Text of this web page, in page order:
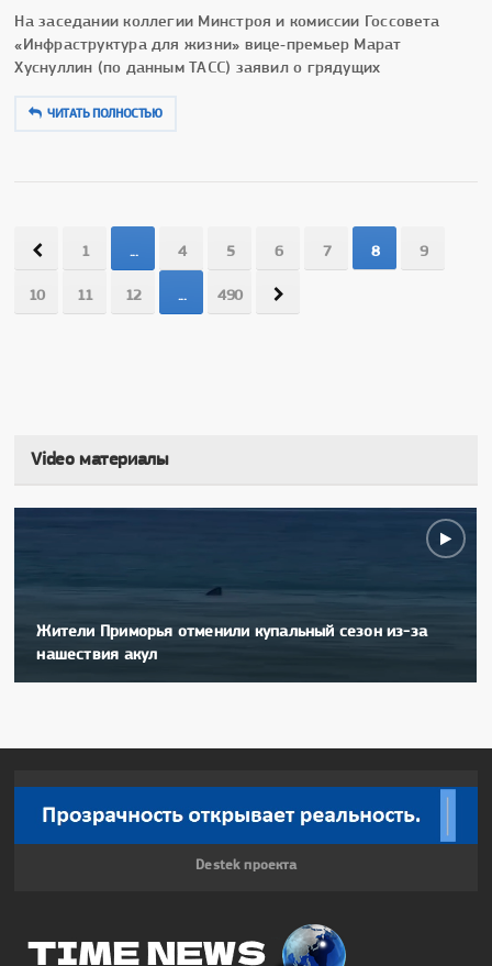
На заседании коллегии Минстроя и комиссии Госсовета
«Инфраструктура для жизни» вице‑премьер Марат
Хуснуллин (по данным ТАСС) заявил о грядущих
ЧИТАТЬ ПОЛНОСТЬЮ
1 ... 4 5 6 7 8 9
10 11 12 ... 490
Video материалы
Жители Приморья отменили купальный сезон из-за
нашествия акул
Destek проекта